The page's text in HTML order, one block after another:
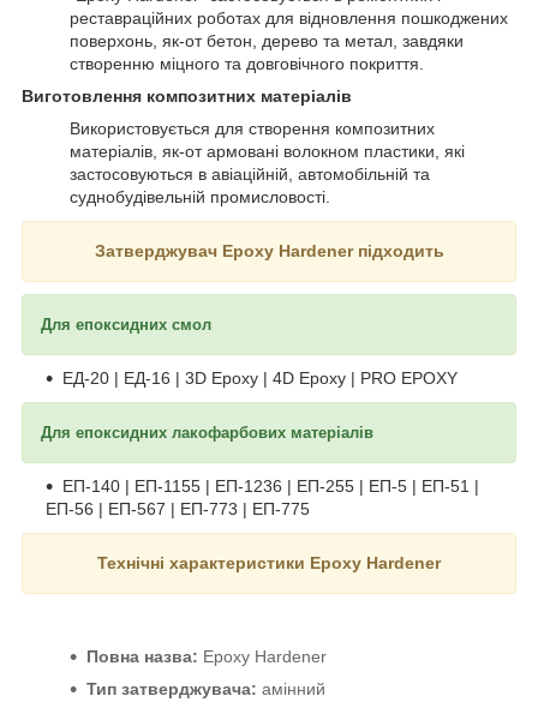
реставраційних роботах для відновлення пошкоджених
поверхонь, як-от бетон, дерево та метал, завдяки
створенню міцного та довговічного покриття.
Виготовлення композитних матеріалів
Використовується для створення композитних
матеріалів, як-от армовані волокном пластики, які
застосовуються в авіаційній, автомобільній та
суднобудівельній промисловості.
Затверджувач Epoxy Hardener підходить
Для епоксидних смол
ЕД-20 | ЕД-16 | 3D Epoxy | 4D Epoxy | PRO EPOXY
Для епоксидних лакофарбових матеріалів
ЕП-140 | ЕП-1155 | ЕП-1236 | ЕП-255 | ЕП-5 | ЕП-51 |
ЕП-56 | ЕП-567 | ЕП-773 | ЕП-775
Технічні характеристики Epoxy Hardener
Повна назва: Epoxy Hardener
Тип затверджувача: амінний